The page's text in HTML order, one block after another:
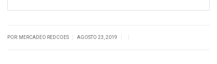
POR: MERCADEO REDCOES AGOSTO 23, 2019